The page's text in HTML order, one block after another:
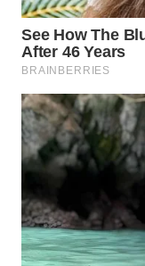
BEKASI
WN
BOGOR
WN
DEPOK
TAPANULI
UTARA